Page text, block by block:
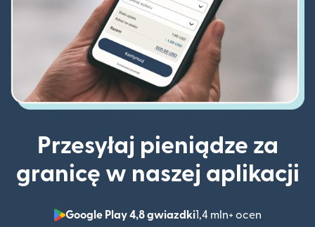
Przesyłaj pieniądze za
granicę w naszej aplikacji
Google Play 4,8 gwiazdki1,4 mln+ ocen
(otwiera